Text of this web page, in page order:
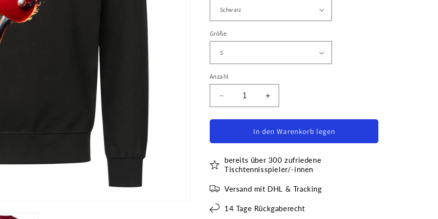
Größe
Anzahl
Verringere
die
Menge
Rückhandfackel
Sweatshirt
Erhöhe
die
Menge
für
Rückhandfackel
Sweatshirt
In den Warenkorb legen
bereits über 300 zufriedene
Tischtennisspieler/-innen
Versand mit DHL & Tracking
14 Tage Rückgaberecht